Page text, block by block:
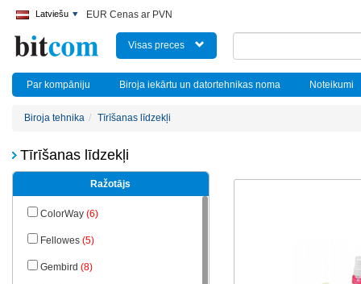
Latviešu EUR Cenas ar PVN
Visas preces
Par kompāniju Biroja iekārtu un datortehnikas noma Noteikumi
Biroja tehnika Tīrīšanas līdzekļi
Tīrīšanas līdzekļi
Ražotājs
ColorWay (6)
Fellowes (5)
Gembird (8)